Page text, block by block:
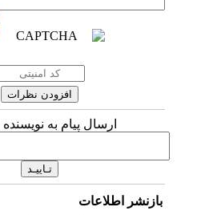
ارسال پیام به
بازنشر اطلاعات